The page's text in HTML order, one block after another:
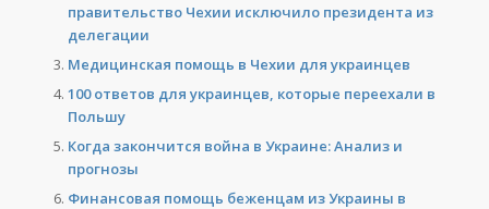
правительство Чехии исключило президента из
делегации
Медицинская помощь в Чехии для украинцев
100 ответов для украинцев, которые переехали в
Польшу
Когда закончится война в Украине: Анализ и
прогнозы
Финансовая помощь беженцам из Украины в